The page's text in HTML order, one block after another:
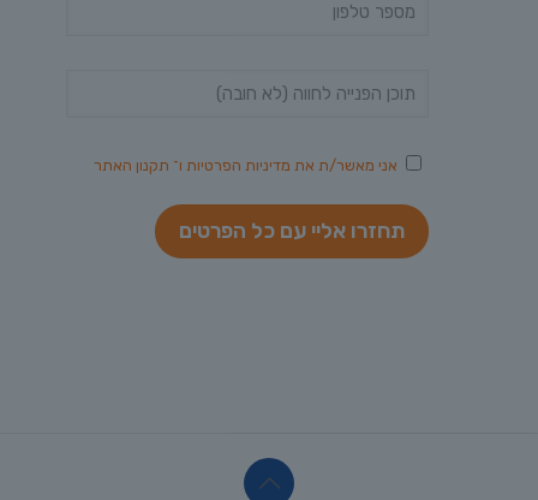
אני מאשר/ת את מדיניות הפרטיות ו־ תקנון האתר